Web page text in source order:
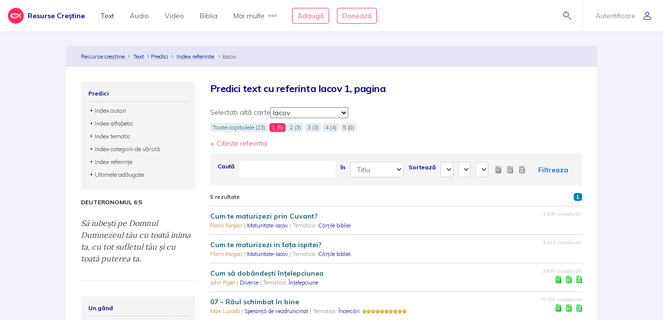
Resurse Creștine Autentificare
Text Audio Video Biblia Mai multe Adaugă Donează
Resurse creștine Text Predici Index referinte Iacov
Predici text cu referinta Iacov 1, pagina
Selectați altă carte
Toate capitolele (23) 1 (5) 2 (3) 3 (3) 4 (4) 5 (8)
+ Citeste referinta
Caută în Sortează Filtreaza
5 rezultate 1
Cum te maturizezi prin Cuvant?
Florin Forgaci | Maturitate-Iacov | Tematica: Cărțile bibliei
1.298 vizualizări
Cum te maturizezi in fața ispitei?
Florin Forgaci | Maturitate-Iacov | Tematica: Cărțile bibliei
1.191 vizualizări
Cum să dobândești înțelepciunea
John Piper | Diverse | Tematica: Înțelepciune
3.839 vizualizări
07 – Răul schimbat în bine
Max Lucado | Speranță de nezdruncinat | Tematica: Încercări
5.769 vizualizări
Predici
Index autori
Index alfabetic
Index tematic
Index categorii de vârstă
Index referințe
Ultimele adăugate
DEUTERONOMUL 6:5
Să iubeşti pe Domnul
Dumnezeul tău cu toată inima
ta, cu tot sufletul tău şi cu
toată puterea ta.
Un gând